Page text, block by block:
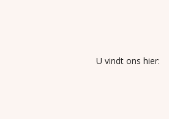
U vindt ons hier: